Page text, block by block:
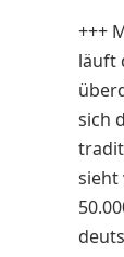
+++
läuft
sich
sieht